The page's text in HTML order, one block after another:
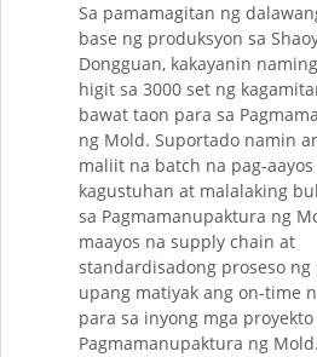
Sa pamamagitan ng
base ng produksyon sa
Dongguan, kakayanin
higit sa 3000 set ng
bawat taon para sa
ng Mold. Suportado namin
maliit na batch na pag-aayos
kagustuhan at malalaking
sa Pagmamanupaktura ng
maayos na supply chain at
standardisadong proseso ng
upang matiyak ang on-time
para sa inyong mga proyekto
Pagmamanupaktura ng Mold.